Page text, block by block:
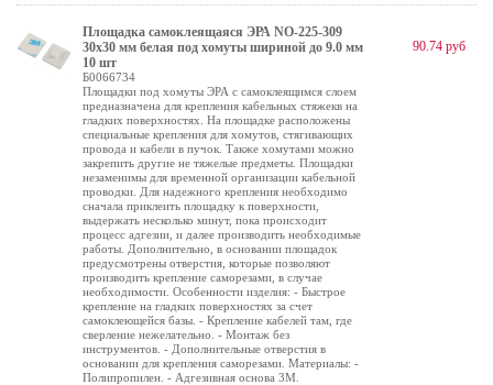
Площадка самоклеящаяся ЭРА NO-225-309
30х30 мм белая под хомуты шириной до 9.0 мм
10 шт
Б0066734
Площадки под хомуты ЭРА с самоклеящимся слоем
предназначена для крепления кабельных стяжекв на
гладких поверхностях. На площадке расположены
специальные крепления для хомутов, стягивающих
провода и кабели в пучок. Также хомутами можно
закрепить другие не тяжелые предметы. Площадки
незаменимы для временной организации кабельной
проводки. Для надежного крепления необходимо
сначала приклеить площадку к поверхности,
выдержать несколько минут, пока происходит
процесс адгезии, и далее производить необходимые
работы. Дополнительно, в основании площадок
предусмотрены отверстия, которые позволяют
производить крепление саморезами, в случае
необходимости. Особенности изделия: - Быстрое
крепление на гладких поверхностях за счет
самоклеющейся базы. - Крепление кабелей там, где
сверление нежелательно. - Монтаж без
инструментов. - Дополнительные отверстия в
основании для крепления саморезами. Материалы: -
Полипропилен. - Адгезивная основа 3М.
90.74 руб